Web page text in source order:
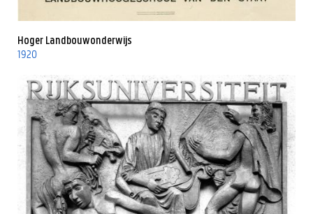
Hoger Landbouwonderwijs
1920